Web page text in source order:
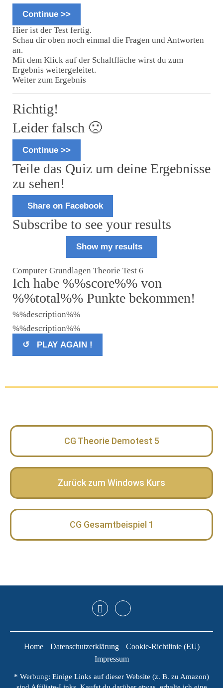
Continue >>
Hier ist der Test fertig.
Schau dir oben noch einmal die Fragen und Antworten
an.
Mit dem Klick auf der Schaltfläche wirst du zum
Ergebnis weitergeleitet.
Weiter zum Ergebnis
Richtig!
Leider falsch 🙁
Continue >>
Teile das Quiz um deine Ergebnisse
zu sehen!
Share on Facebook
Subscribe to see your results
Show my results
Computer Grundlagen Theorie Test 6
Ich habe %%score%% von
%%total%% Punkte bekommen!
%%description%%
%%description%%
↺ PLAY AGAIN !
CG Theorie Demotest 5
Zurück zum Windows Kurs
CG Gesamtbeispiel 1
Home Datenschutzerklärung
Cookie-Richtlinie (EU)
Impressum
* Werbung: Einige Links auf dieser Website (z. B. zu Amazon)